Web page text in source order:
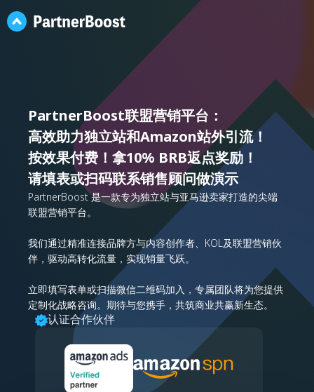
PartnerBoost联盟营销平台：
高效助力独立站和Amazon站外引流！
按效果付费！拿10% BRB返点奖励！
请填表或扫码联系销售顾问做演示
PartnerBoost 是一款专为独立站与亚马逊卖家打造的尖端
联盟营销平台。
我们通过精准连接品牌方与内容创作者、KOL及联盟营销伙
伴，驱动高转化流量，实现销量飞跃。
立即填写表单或扫描微信二维码加入，专属团队将为您提供
定制化战略咨询。期待与您携手，共筑商业共赢新生态。
认证合作伙伴